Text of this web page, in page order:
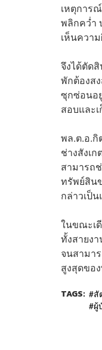
เหตุการ
พลิกคว่ำ
เห็นควา
จึงได้ตัด
พักต้องส
ซุกซ่อนอ
สอบและ
พล.ต.อ.กิ
ช่างสังเ
สามารถ
ทรัพย์สิน
กล่าวเป็
ในขณะเ
ทั้งสายง
จนสามา
สูงสุดขอ
TAGS: สั
ผู้